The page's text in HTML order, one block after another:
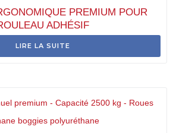
PREMIUM POUR
ADHÉSIF
LIRE LA SUITE